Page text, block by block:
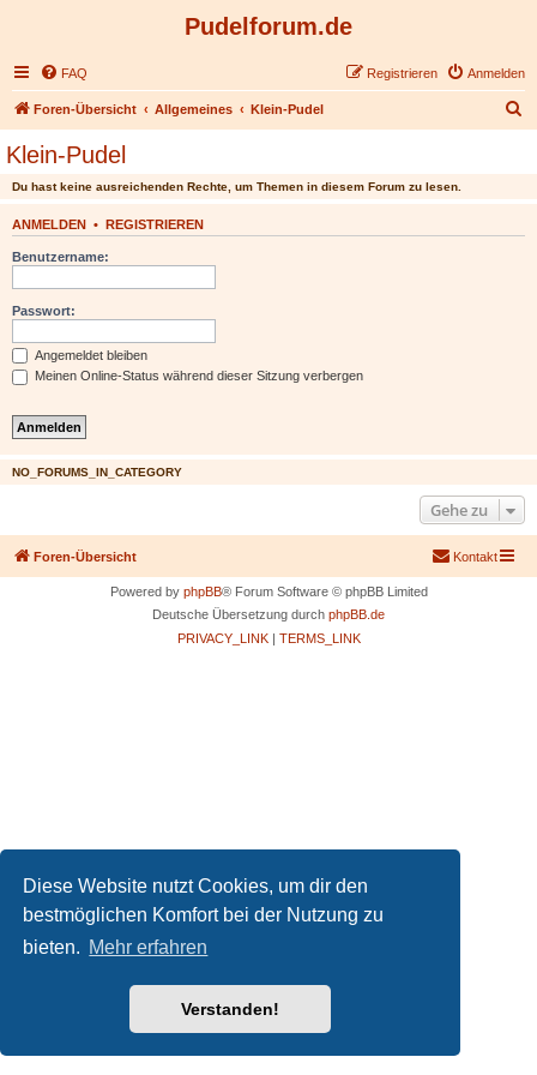
Diese Website nutzt Cookies, um dir den
bestmöglichen Komfort bei der Nutzung zu
bieten. Mehr erfahren
Verstanden!
Pudelforum.de
FAQ Anmelden
Registrieren
Foren-Übersicht Allgemeines Klein-Pudel
Klein-Pudel
Du hast keine ausreichenden Rechte, um Themen in diesem Forum zu lesen.
ANMELDEN • REGISTRIEREN
Benutzername:
Passwort:
Angemeldet bleiben
Meinen Online-Status während dieser Sitzung verbergen
NO_FORUMS_IN_CATEGORY
Gehe zu
Foren-Übersicht Kontakt
Powered by phpBB® Forum Software © phpBB Limited
Deutsche Übersetzung durch phpBB.de
PRIVACY_LINK| TERMS_LINK